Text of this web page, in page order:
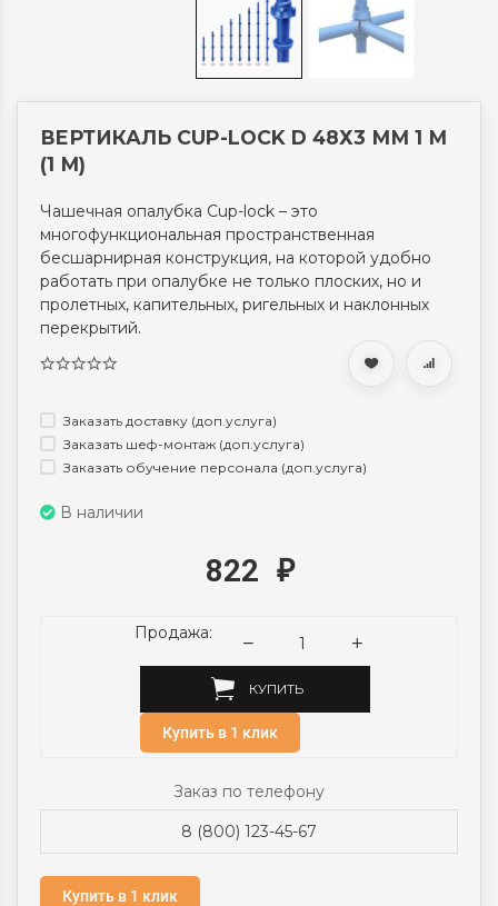
ВЕРТИКАЛЬ CUP-LOCK D 48Х3 ММ 1 М
(1 М)
Чашечная опалубка Cup-lock ​– это
многофункциональная пространственная
бесшарнирная конструкция, на которой удобно
работать при опалубке не только плоских, но и
пролетных, капительных, ригельных и наклонных
перекрытий.
Заказать доставку (доп.услуга)
Заказать шеф-монтаж (доп.услуга)
Заказать обучение персонала (доп.услуга)
В наличии
822 ₽
Продажа:
КУПИТЬ
Купить в 1 клик
Заказ по телефону
8 (800) 123-45-67
Купить в 1 клик